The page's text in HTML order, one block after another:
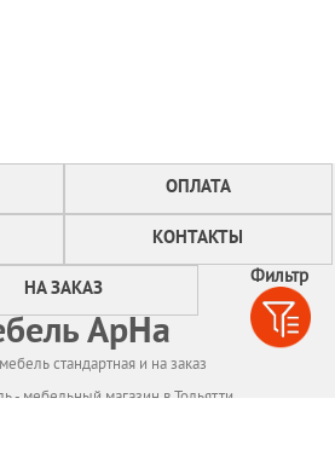
Фильтр
ОПЛАТА
КОНТАКТЫ
НА ЗАКАЗ
АрНа
стандартная и на заказ
мебельный магазин в Тольятти